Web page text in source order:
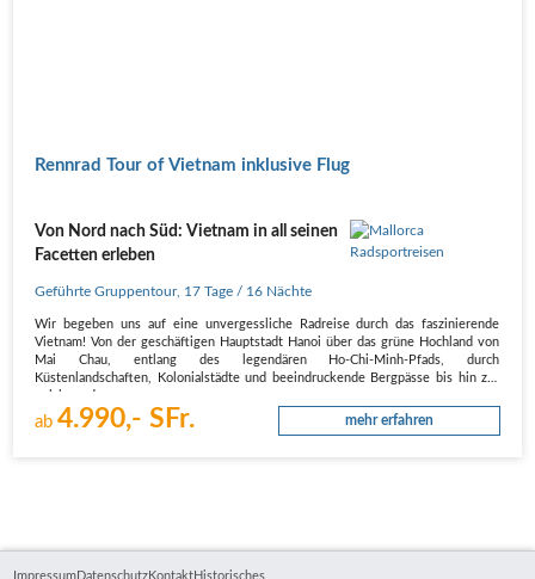
Rennrad Tour of Vietnam inklusive Flug
Von Nord nach Süd: Vietnam in all seinen
Facetten erleben
Geführte Gruppentour, 17 Tage / 16 Nächte
Wir begeben uns auf eine unvergessliche Radreise durch das faszinierende
Vietnam! Von der geschäftigen Hauptstadt Hanoi über das grüne Hochland von
Mai Chau, entlang des legendären Ho-Chi-Minh-Pfads, durch
Küstenlandschaften, Kolonialstädte und beeindruckende Bergpässe bis hin zur
ab4.990,- SFr. mehr erfahren
Impressum Datenschutz Kontakt Historisches